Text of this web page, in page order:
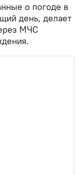
о погоде в
день, делает
МЧС